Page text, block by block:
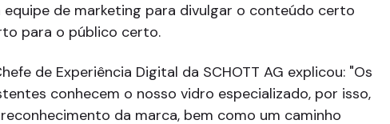
de marketing para divulgar o conteúdo certo
para o público certo.
de Experiência Digital da SCHOTT AG explicou: "Os
conhecem o nosso vidro especializado, por isso,
da marca, bem como um caminho